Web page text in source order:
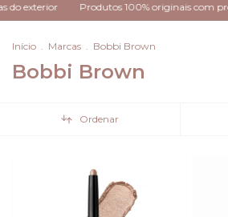
do exterior Produtos 100% originais com
Início . Marcas . Bobbi Brown
Bobbi Brown
Ordenar